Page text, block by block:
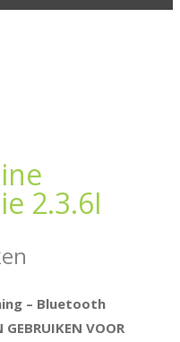
2.3.6I
– Bluetooth
VOOR